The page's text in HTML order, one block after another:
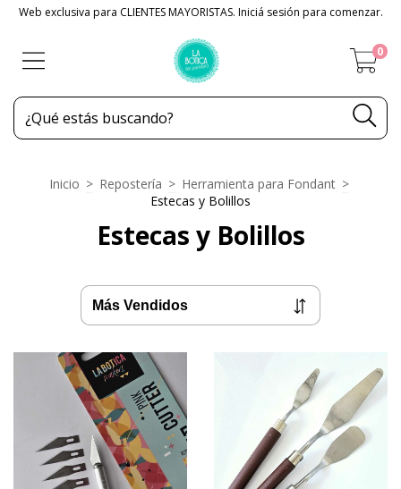
Web exclusiva para CLIENTES MAYORISTAS. Iniciá sesión para comenzar.
0
Inicio > Repostería > Herramienta para Fondant >
Estecas y Bolillos
Estecas y Bolillos